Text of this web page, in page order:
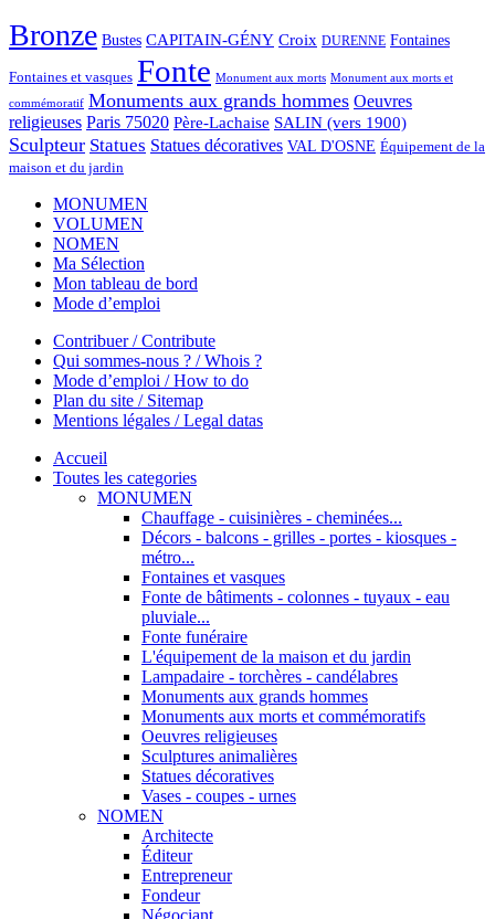
Bronze Bustes CAPITAIN-GÉNY Croix DURENNE Fontaines
Fontaines et vasques Fonte Monument aux morts Monument aux morts et
commémoratif Monuments aux grands hommes Oeuvres
religieuses Paris 75020 Père-Lachaise SALIN (vers 1900)
Sculpteur Statues Statues décoratives VAL D'OSNE Équipement de la
maison et du jardin
MONUMEN
VOLUMEN
NOMEN
Ma Sélection
Mon tableau de bord
Mode d’emploi
Contribuer / Contribute
Qui sommes-nous ? / Whois ?
Mode d’emploi / How to do
Plan du site / Sitemap
Mentions légales / Legal datas
Accueil
Toutes les categories
MONUMEN
Chauffage - cuisinières - cheminées...
Décors - balcons - grilles - portes - kiosques -
métro...
Fontaines et vasques
Fonte de bâtiments - colonnes - tuyaux - eau
pluviale...
Fonte funéraire
L'équipement de la maison et du jardin
Lampadaire - torchères - candélabres
Monuments aux grands hommes
Monuments aux morts et commémoratifs
Oeuvres religieuses
Sculptures animalières
Statues décoratives
Vases - coupes - urnes
NOMEN
Architecte
Éditeur
Entrepreneur
Fondeur
Négociant